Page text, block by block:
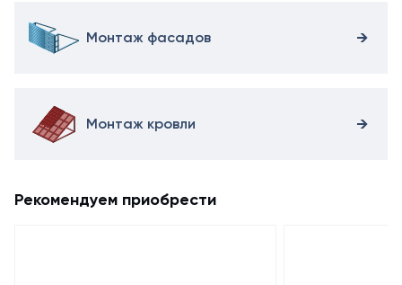
Монтаж фасадов
Монтаж кровли
Рекомендуем приобрести